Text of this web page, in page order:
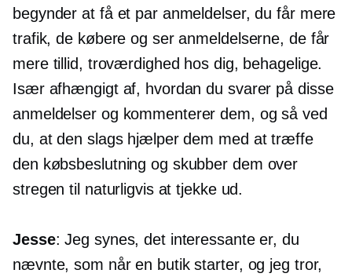
begynder at få et par anmeldelser, du får mere
trafik, de købere og ser anmeldelserne, de får
mere tillid, troværdighed hos dig, behagelige.
Især afhængigt af, hvordan du svarer på disse
anmeldelser og kommenterer dem, og så ved
du, at den slags hjælper dem med at træffe
den købsbeslutning og skubber dem over
stregen til naturligvis at tjekke ud.
Jesse: Jeg synes, det interessante er, du
nævnte, som når en butik starter, og jeg tror, ​​